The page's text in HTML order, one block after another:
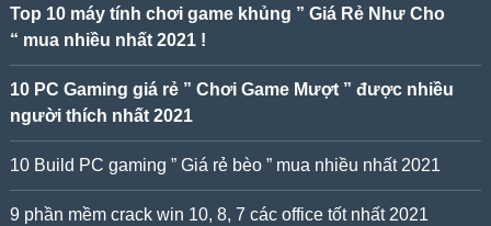
Top 10 máy tính chơi game khủng ” Giá Rẻ Như Cho
“ mua nhiều nhất 2021 !
10 PC Gaming giá rẻ ” Chơi Game Mượt ” được nhiều
người thích nhất 2021
10 Build PC gaming ” Giá rẻ bèo ” mua nhiều nhất 2021
9 phần mềm crack win 10, 8, 7 các office tốt nhất 2021